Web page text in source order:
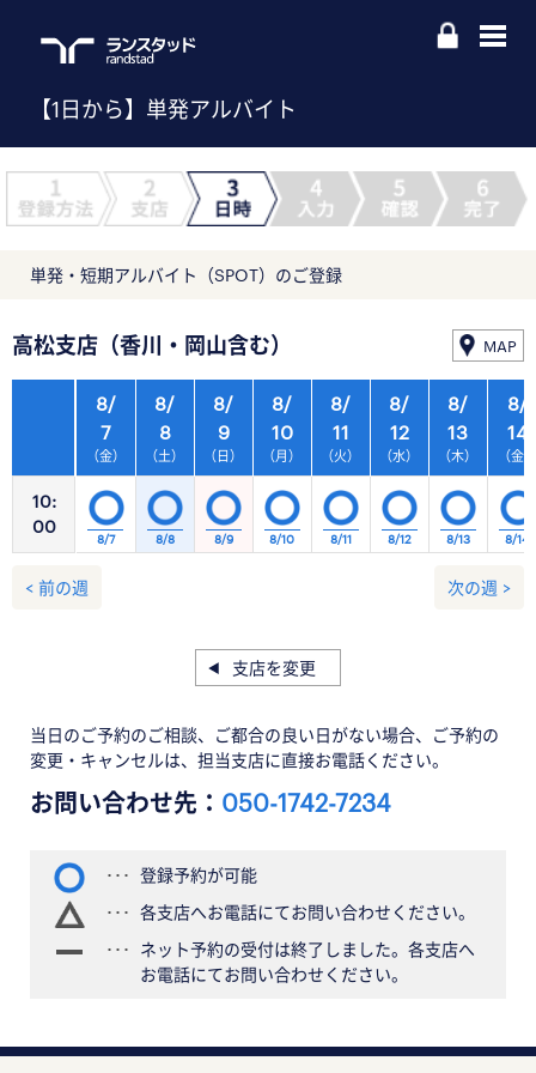
【1日から】単発アルバイト
単発・短期アルバイト（SPOT）のご登録
高松支店（香川・岡山含む） MAP
10:
00
8/
7
（金）
8/
8
（土）
8/
9
（日）
8/
10
（月）
8/
11
（火）
8/
12
（水）
8/
13
（木）
8/7 8/8 8/9 8/10 8/11 8/12 8/13
8/
14
（金）
8/14
< 前の週 次の週 >
支店を変更
当日のご予約のご相談、ご都合の良い日がない場合、ご予約の
変更・キャンセルは、担当支店に直接お電話ください。
お問い合わせ先： 050-1742-7234
登録予約が可能
各支店へお電話にてお問い合わせください。
ネット予約の受付は終了しました。各支店へ
お電話にてお問い合わせください。